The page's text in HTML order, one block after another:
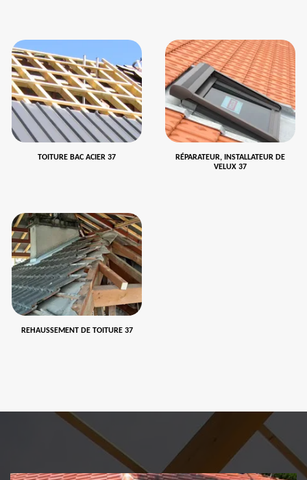
TOITURE BAC ACIER 37
RÉPARATEUR, INSTALLATEUR DE
VELUX 37
REHAUSSEMENT DE TOITURE 37